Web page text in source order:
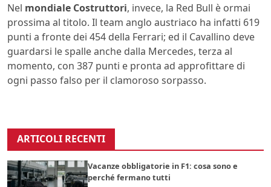
Nel mondiale Costruttori, invece, la Red Bull è ormai
prossima al titolo. Il team anglo austriaco ha infatti 619
punti a fronte dei 454 della Ferrari; ed il Cavallino deve
guardarsi le spalle anche dalla Mercedes, terza al
momento, con 387 punti e pronta ad approfittare di
ogni passo falso per il clamoroso sorpasso.
ARTICOLI RECENTI
Vacanze obbligatorie in F1: cosa sono e
perché fermano tutti